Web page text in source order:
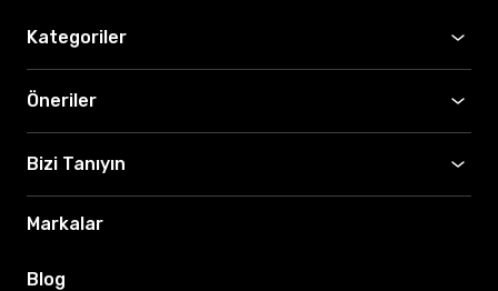
Kategoriler
Öneriler
Bizi Tanıyın
Markalar
Blog